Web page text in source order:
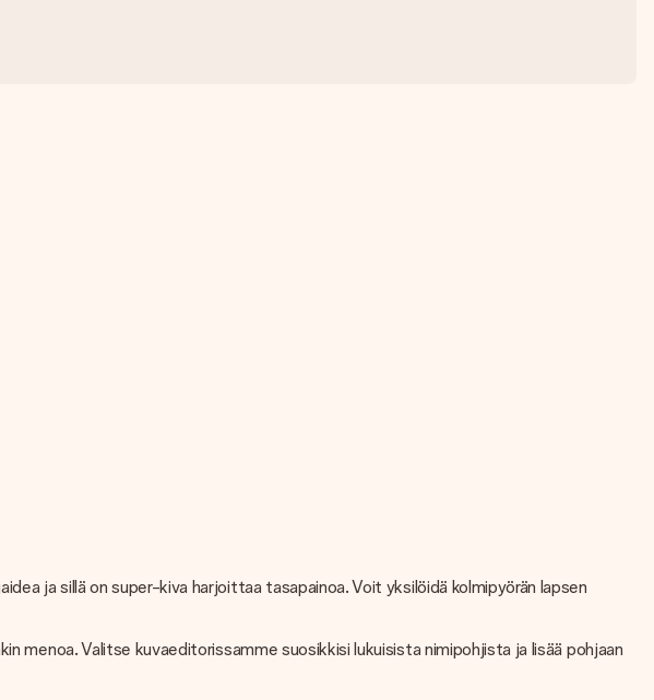
ja sillä on super-kiva harjoittaa tasapainoa. Voit yksilöidä kolmipyörän lapsen
menoa. Valitse kuvaeditorissamme suosikkisi lukuisista nimipohjista ja lisää pohjaan